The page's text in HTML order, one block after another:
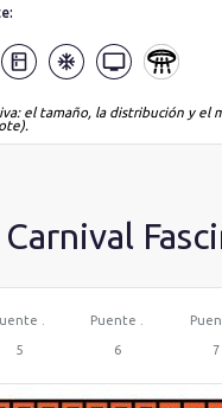
el tamaño, la distribución y el
.
5
Puente .
6 7